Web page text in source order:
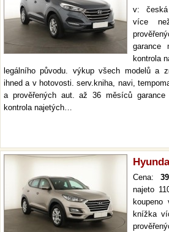
v:
více
garance
kontrola
legálního původu. výkup všech modelů a
ihned a v hotovosti. serv.kniha, navi,
a prověřených aut. až 36 měsíců
kontrola najetých…
Cena:
najeto
knížka